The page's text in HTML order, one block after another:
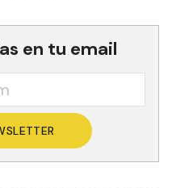
en tu email